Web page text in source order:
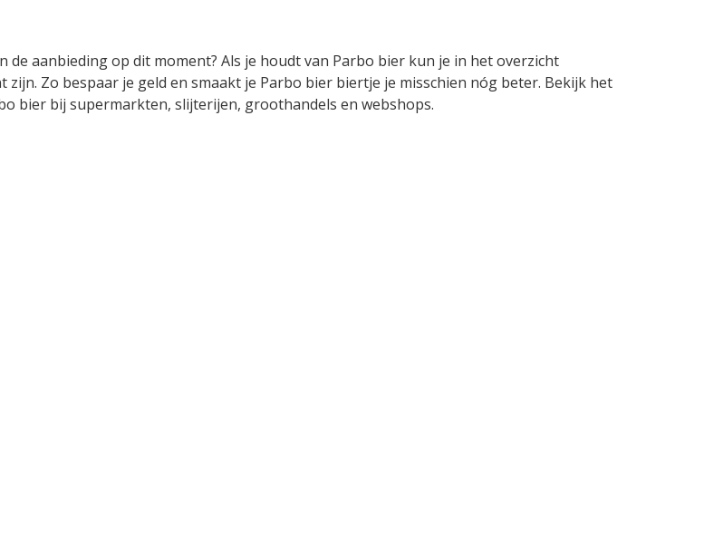
aanbieding op dit moment? Als je houdt van Parbo bier kun je in het overzicht
Zo bespaar je geld en smaakt je Parbo bier biertje je misschien nóg beter. Bekijk het
bier bij supermarkten, slijterijen, groothandels en webshops.